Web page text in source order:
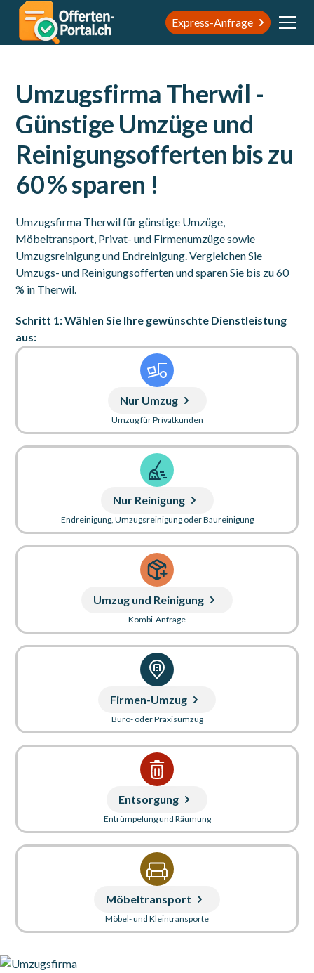
Express-Anfrage
Umzugsfirma Therwil -
Günstige Umzüge und
Reinigungsofferten bis zu
60 % sparen !
Umzugsfirma Therwil für günstige Umzüge,
Möbeltransport, Privat- und Firmenumzüge sowie
Umzugsreinigung und Endreinigung. Vergleichen Sie
Umzugs- und Reinigungsofferten und sparen Sie bis zu 60
% in Therwil.
Schritt 1: Wählen Sie Ihre gewünschte Dienstleistung
aus:
Nur Umzug
Umzug für Privatkunden
Nur Reinigung
Endreinigung, Umzugsreinigung oder Baureinigung
Umzug und Reinigung
Kombi-Anfrage
Firmen-Umzug
Büro- oder Praxisumzug
Entsorgung
Entrümpelung und Räumung
Möbeltransport
Möbel- und Kleintransporte